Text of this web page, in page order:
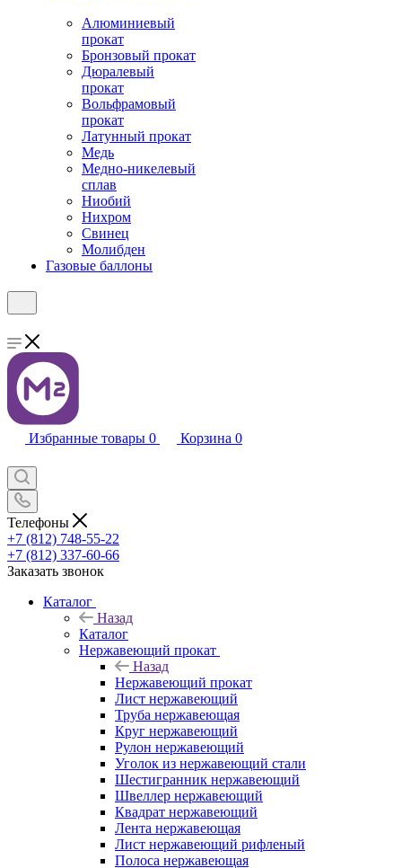
Алюминиевый
прокат
Бронзовый прокат
Дюралевый
прокат
Вольфрамовый
прокат
Латунный прокат
Медь
Медно-никелевый
сплав
Ниобий
Нихром
Свинец
Молибден
Газовые баллоны
Избранные товары 0 Корзина 0
Телефоны
+7 (812) 748-55-22
+7 (812) 337-60-66
Заказать звонок
Каталог
Назад
Каталог
Нержавеющий прокат
Назад
Нержавеющий прокат
Лист нержавеющий
Труба нержавеющая
Круг нержавеющий
Рулон нержавеющий
Уголок из нержавеющий стали
Шестигранник нержавеющий
Швеллер нержавеющий
Квадрат нержавеющий
Лента нержавеющая
Лист нержавеющий рифленый
Полоса нержавеющая